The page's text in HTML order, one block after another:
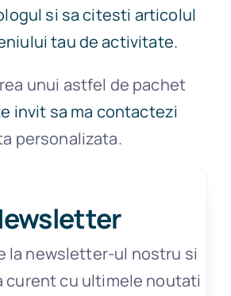
si sa citesti articolul
tau de activitate.
unui astfel de pachet
invit sa ma contactezi
personalizata.
la newsletter-ul nostru si
curent cu ultimele noutati